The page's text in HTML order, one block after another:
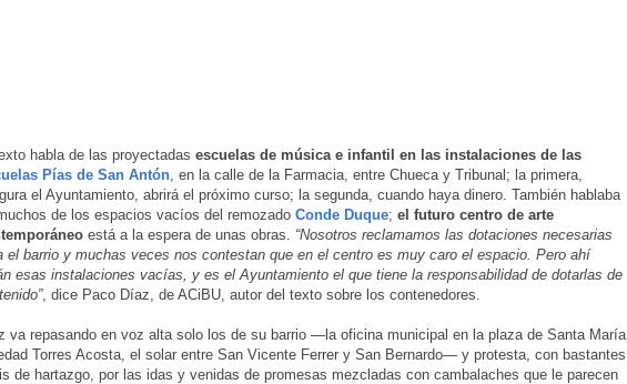
habla de las proyectadas escuelas de música e infantil en las instalaciones de las
Pías de San Antón , en la calle de la Farmacia, entre Chueca y Tribunal; la primera,
el Ayuntamiento, abrirá el próximo curso; la segunda, cuando haya dinero. También hablaba
de los espacios vacíos del remozado Conde Duque; el futuro centro de arte
está a la espera de unas obras. “Nosotros reclamamos las dotaciones necesarias
el barrio y muchas veces nos contestan que en el centro es muy caro el espacio. Pero ahí
esas instalaciones vacías, y es el Ayuntamiento el que tiene la responsabilidad de dotarlas de
, dice Paco Díaz, de ACiBU, autor del texto sobre los contenedores.
va repasando en voz alta solo los de su barrio —la oficina municipal en la plaza de Santa María
Torres Acosta, el solar entre San Vicente Ferrer y San Bernardo— y protesta, con bastantes
de hartazgo, por las idas y venidas de promesas mezcladas con cambalaches que le parecen